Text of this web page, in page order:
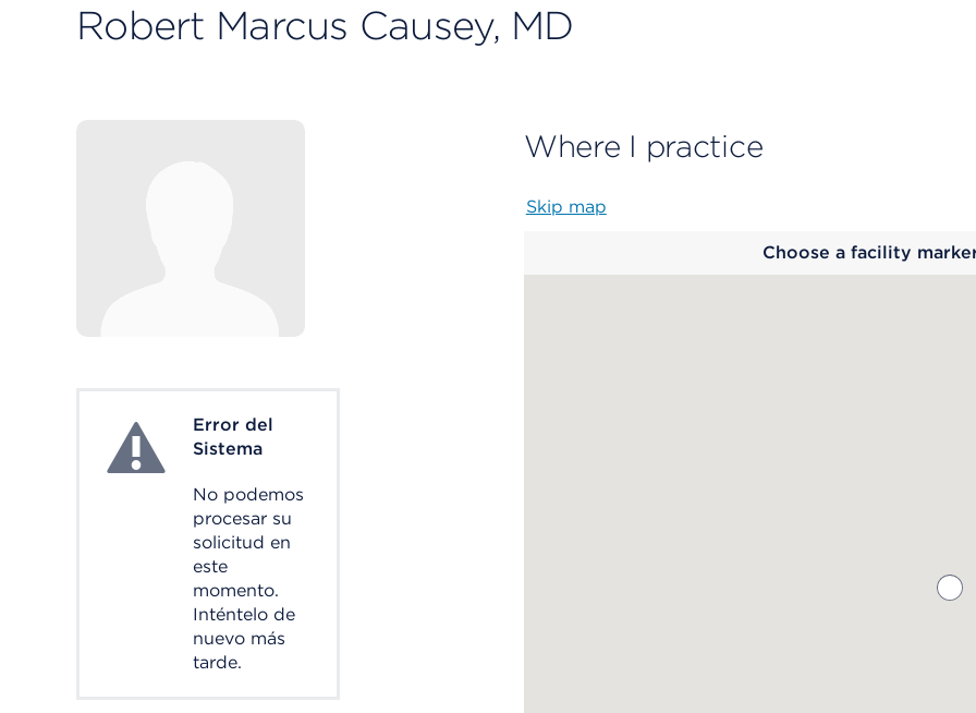
Robert Marcus Causey, MD
System ErrorError del
Sistema
No podemos
procesar su
solicitud en
este
momento.
Inténtelo de
nuevo más
tarde.
Where I practice
Skip map
Choose a facility